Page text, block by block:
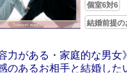
個室6対6
結婚前提の
力がある・家庭的な男女》
のあるお相手と結婚し